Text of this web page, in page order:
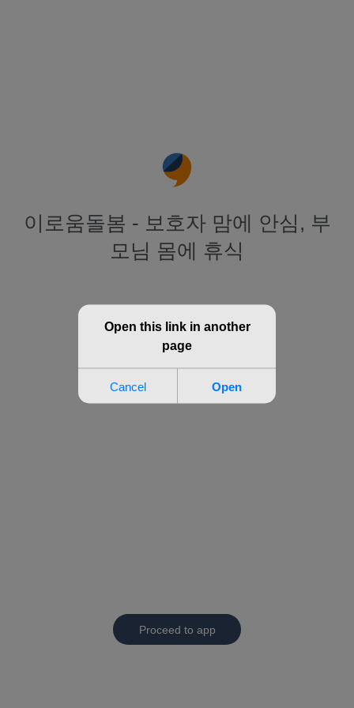
이로움돌봄 - 보호자 맘에 안심, 부
모님 몸에 휴식
Proceed to app